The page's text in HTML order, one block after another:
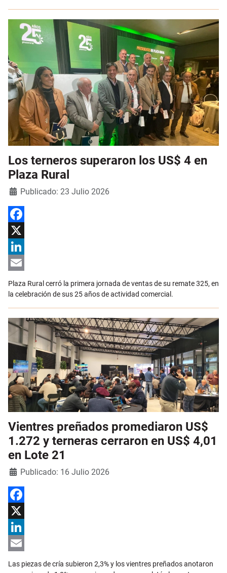
Los terneros superaron los US$ 4 en
Plaza Rural
Detalles
Publicado: 23 Julio 2026
Facebook
X
LinkedIn
Email
Plaza Rural cerró la primera jornada de ventas de su remate 325, en
la celebración de sus 25 años de actividad comercial.
Vientres preñados promediaron US$
1.272 y terneras cerraron en US$ 4,01
en Lote 21
Detalles
Publicado: 16 Julio 2026
Facebook
X
LinkedIn
Las piezas de cría subieron 2,3% y los vientres preñados anotaron